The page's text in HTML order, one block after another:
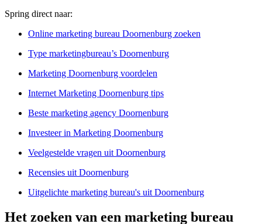
Spring direct naar:
Online marketing bureau Doornenburg zoeken
Type marketingbureau’s Doornenburg
Marketing Doornenburg voordelen
Internet Marketing Doornenburg tips
Beste marketing agency Doornenburg
Investeer in Marketing Doornenburg
Veelgestelde vragen uit Doornenburg
Recensies uit Doornenburg
Uitgelichte marketing bureau's uit Doornenburg
Het zoeken van een marketing bureau